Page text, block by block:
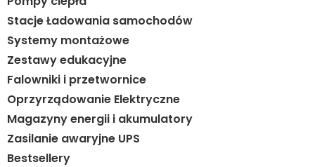
Stacje Ładowania samochodów
Systemy montażowe
Zestawy edukacyjne
Falowniki i przetwornice
Oprzyrządowanie Elektryczne
Magazyny energii i akumulatory
Zasilanie awaryjne UPS
Bestsellery